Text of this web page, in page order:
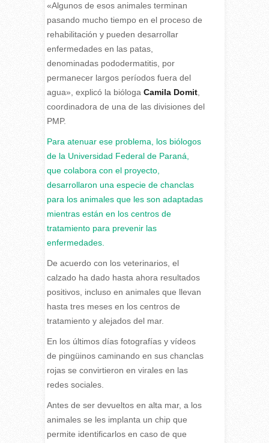
«Algunos de esos animales terminan
pasando mucho tiempo en el proceso de
rehabilitación y pueden desarrollar
enfermedades en las patas,
denominadas pododermatitis, por
permanecer largos períodos fuera del
agua», explicó la bióloga Camila Domit,
coordinadora de una de las divisiones del
PMP.
Para atenuar ese problema, los biólogos
de la Universidad Federal de Paraná,
que colabora con el proyecto,
desarrollaron una especie de chanclas
para los animales que les son adaptadas
mientras están en los centros de
tratamiento para prevenir las
enfermedades.
De acuerdo con los veterinarios, el
calzado ha dado hasta ahora resultados
positivos, incluso en animales que llevan
hasta tres meses en los centros de
tratamiento y alejados del mar.
En los últimos días fotografías y vídeos
de pingüinos caminando en sus chanclas
rojas se convirtieron en virales en las
redes sociales.
Antes de ser devueltos en alta mar, a los
animales se les implanta un chip que
permite identificarlos en caso de que